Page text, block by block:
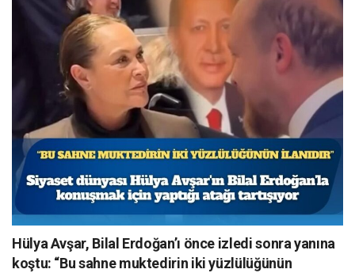
Hülya Avşar, Bilal Erdoğan’ı önce izledi sonra yanına
koştu: “Bu sahne muktedirin iki yüzlülüğünün